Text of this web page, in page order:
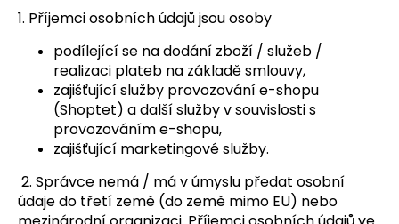
1. Příjemci osobních údajů jsou osoby
podílející se na dodání zboží / služeb /
realizaci plateb na základě smlouvy,
zajišťující služby provozování e-shopu
(Shoptet) a další služby v souvislosti s
provozováním e-shopu,
zajišťující marketingové služby.
2. Správce nemá / má v úmyslu předat osobní
údaje do třetí země (do země mimo EU) nebo